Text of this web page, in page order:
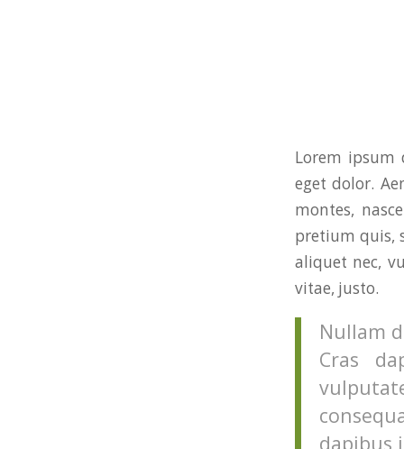
Lorem ipsum
eget dolor.
montes,
pretium quis,
aliquet nec,
vitae, justo.
Nullam
Cras
dapibus